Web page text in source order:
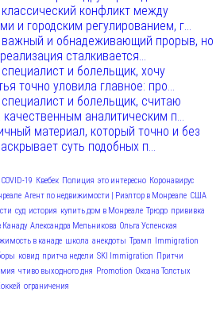
конфликт между
и городским регулированием, г...
важный и обнадеживающий прорыв, но
сталкивается...
и болельщик, хочу
точно уловила главное: про...
и болельщик, считаю
аналитическим п...
материал, который точно и без
суть подобных п...
COVID-19 Квебек Полиция это интересно Коронавирус
Агент по недвижимости | Риэлтор в Монреале США
суд история купить дом в Монреале Трюдо прививка
Александра Мельникова Ольга Успенская
в канаде школа анекдоты Трамп
Immigration
ковид притча недели SKI Immigration Притчи
чтиво выходного дня Promotion Оксана Толстых
ограничения